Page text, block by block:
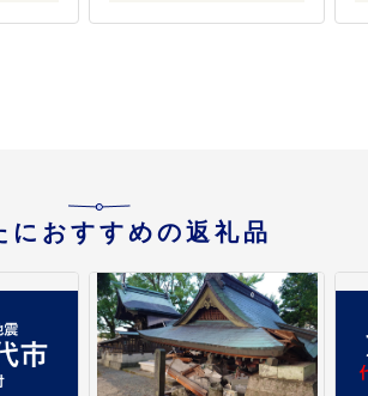
ta285-
会社Stand Field】ta285-
におすすめの返礼品